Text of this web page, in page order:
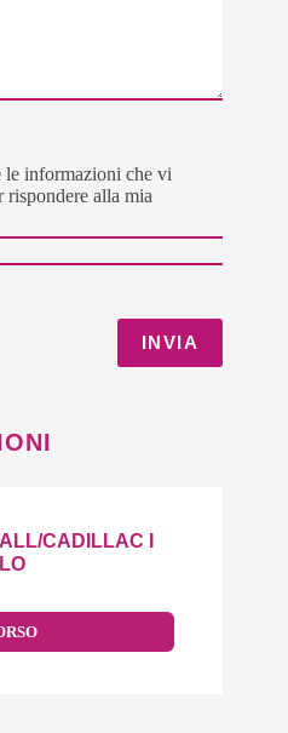
informazioni che vi
rispondere alla mia
CADILLAC I